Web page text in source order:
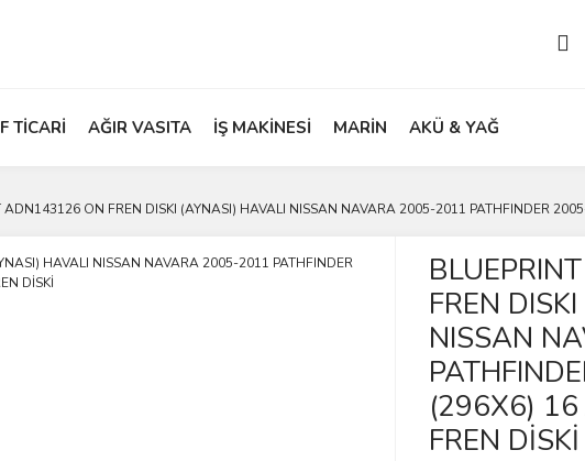
TİCARİ AĞIR VASITA İŞ MAKİNESİ MARİN AKÜ & YAĞ
ADN143126 ON FREN DISKI (AYNASI) HAVALI NISSAN NAVARA 2005-2011 PATHFINDER
FREN
NISSAN
(296X6) 16
FREN DİSKİ